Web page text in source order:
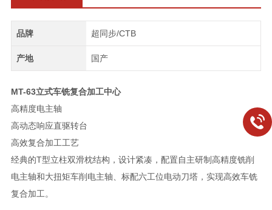
品牌 超同步/CTB
产地 国产
MT-63立式车铣复合加工中心
高精度电主轴
高动态响应直驱转台
高效复合加工工艺
经典的T型立柱双滑枕结构，设计紧凑，配置自主研制高精度铣削
电主轴和大扭矩车削电主轴、标配六工位电动刀塔，实现高效车铣
复合加工。